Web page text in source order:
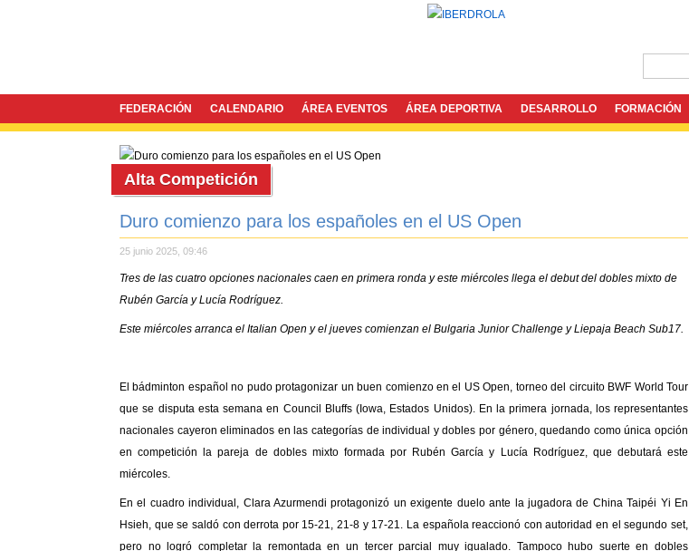
FEDERACIÓN CALENDARIO ÁREA EVENTOS ÁREA DEPORTIVA DESARROLLO FORMACIÓN
Alta Competición
Duro comienzo para los españoles en el US Open
25 junio 2025, 09:46
Tres de las cuatro opciones nacionales caen en primera ronda y este miércoles llega el debut del dobles mixto de
Rubén García y Lucía Rodríguez.
Este miércoles arranca el Italian Open y el jueves comienzan el Bulgaria Junior Challenge y Liepaja Beach Sub17.
El bádminton español no pudo protagonizar un buen comienzo en el US Open, torneo del circuito BWF World Tour
que se disputa esta semana en Council Bluffs (Iowa, Estados Unidos). En la primera jornada, los representantes
nacionales cayeron eliminados en las categorías de individual y dobles por género, quedando como única opción
en competición la pareja de dobles mixto formada por Rubén García y Lucía Rodríguez, que debutará este
miércoles.
En el cuadro individual, Clara Azurmendi protagonizó un exigente duelo ante la jugadora de China Taipéi Yi En
Hsieh, que se saldó con derrota por 15-21, 21-8 y 17-21. La española reaccionó con autoridad en el segundo set,
pero no logró completar la remontada en un tercer parcial muy igualado. Tampoco hubo suerte en dobles